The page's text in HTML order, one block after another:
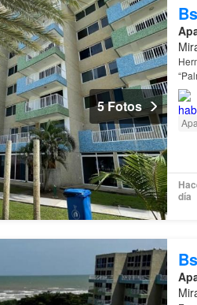
5 Fotos
día